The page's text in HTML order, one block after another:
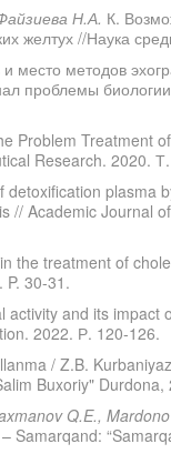
Н.А. К.
желтух //Наука
и место методов
проблемы
Problem Treatment
Research. 2020.
detoxification plasma
// Academic Journal
the treatment of
30-31.
activity and its impact
2022. Р. 120-126.
/ Z.B.
Buxoriy"
Q.E.,
Samarqand: